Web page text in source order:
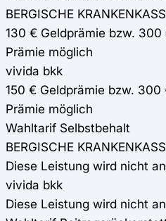
BERGISCHE
130 € Geldprämie bzw.
Prämie möglich
vivida bkk
150 € Geldprämie bzw.
Prämie möglich
Wahltarif Selbstbehalt
BERGISCHE
Diese Leistung wird nicht
vivida bkk
Diese Leistung wird nicht